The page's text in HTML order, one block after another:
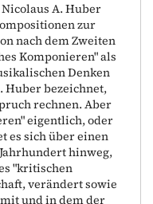
A. Huber
zur
nach dem Zweiten
Komponieren" als
Denken
Huber bezeichnet,
rechnen. Aber
eigentlich, oder
es sich über einen
hinweg,
"kritischen
verändert sowie
und in dem der